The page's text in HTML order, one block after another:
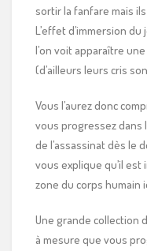
sortir la fanfare mais
L’effet d’immersion
l’on voit apparaître
(d’ailleurs leurs cris
Vous l’aurez donc
vous progressez dans
de l’assassinat dès le
vous explique qu’il est
zone du corps humain
Une grande collection
à mesure que vous